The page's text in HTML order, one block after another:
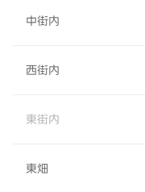
中街内
西街内
東街内
東畑